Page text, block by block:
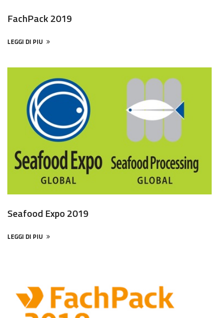
FachPack 2019
LEGGI DI PIU
Seafood Expo 2019
LEGGI DI PIU